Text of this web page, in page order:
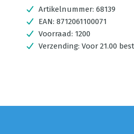
Artikelnummer: 68139
EAN: 8712061100071
Voorraad: 1200
Verzending: Voor 21.00